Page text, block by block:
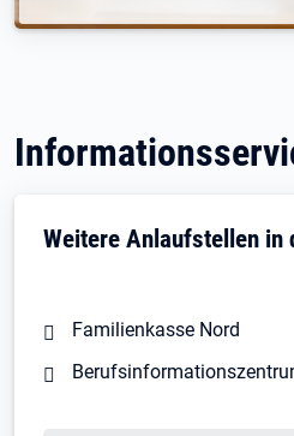
Weitere Anlaufstellen in
Familienkasse Nord